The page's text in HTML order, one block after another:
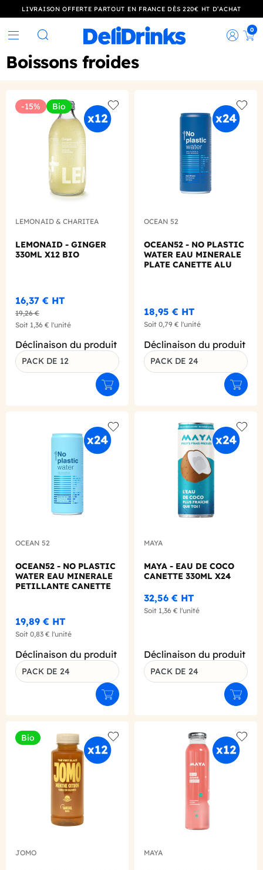
LIVRAISON OFFERTE PARTOUT EN FRANCE DÈS 220€ HT D’ACHAT
Rechercher
0
Boissons froides
-15% Bio
Add to wishlist
LEMONAID & CHARITEA
LEMONAID - GINGER
330ML X12 BIO
16,37 € HT
19,26 €
Soit 1,36 € l'unité
Déclinaison du produit
PACK DE 12
Ajouter au panier
Add
OCEAN 52
OCEAN52 - NO PLASTIC
WATER EAU MINERALE
PLATE CANETTE ALU
18,95 € HT
Soit 0,79 € l'unité
Déclinaison du produit
PACK DE 24
Add to wishlist
OCEAN 52
OCEAN52 - NO PLASTIC
WATER EAU MINERALE
PETILLANTE CANETTE
19,89 € HT
Soit 0,83 € l'unité
Déclinaison du produit
PACK DE 24
Ajouter au panier
Add
MAYA
MAYA - EAU DE COCO
CANETTE 330ML X24
32,56 € HT
Soit 1,36 € l'unité
Déclinaison du produit
PACK DE 24
Bio
Add to wishlist
JOMO
Add
MAYA